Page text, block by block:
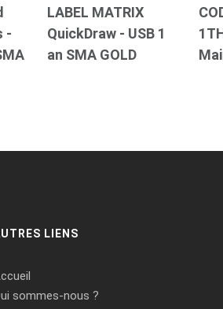
-
LABEL MATRIX
QuickDraw - USB 1
an SMA GOLD
LIENS
sommes-nous ?